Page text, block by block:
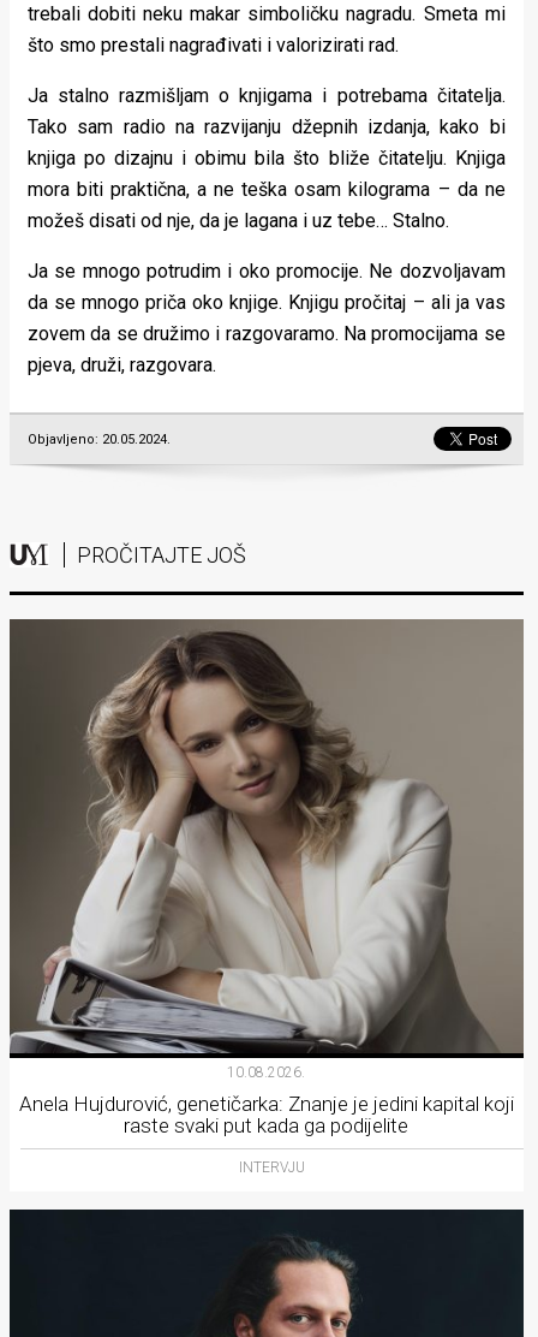
trebali dobiti neku makar simboličku nagradu. Smeta mi
što smo prestali nagrađivati i valorizirati rad.
Ja stalno razmišljam o knjigama i potrebama čitatelja.
Tako sam radio na razvijanju džepnih izdanja, kako bi
knjiga po dizajnu i obimu bila što bliže čitatelju. Knjiga
mora biti praktična, a ne teška osam kilograma – da ne
možeš disati od nje, da je lagana i uz tebe… Stalno.
Ja se mnogo potrudim i oko promocije. Ne dozvoljavam
da se mnogo priča oko knjige. Knjigu pročitaj – ali ja vas
zovem da se družimo i razgovaramo. Na promocijama se
pjeva, druži, razgovara.
Objavljeno: 20.05.2024.
PROČITAJTE JOŠ
10.08.2026.
Anela Hujdurović, genetičarka: Znanje je jedini kapital koji
raste svaki put kada ga podijelite
INTERVJU